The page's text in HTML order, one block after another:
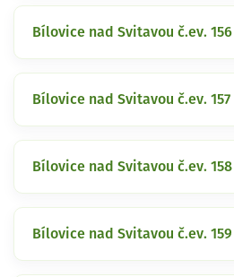
Bílovice nad Svitavou č.ev. 156
Bílovice nad Svitavou č.ev. 157
Bílovice nad Svitavou č.ev. 158
Bílovice nad Svitavou č.ev. 159